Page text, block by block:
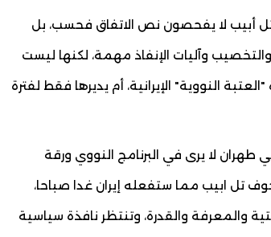
أبيب لا يفحصون نص الاتفاق فحسب، بل
وآليات الإنفاذ مهمة، لكنها ليست
النووية" الإيرانية، أم يديرها فقط لفترة
طهران لا يرى في البرنامج النووي ورقة
تل ابيب مما ستفعله إيران غدا صباحا،
والمعرفة والقدرة، وتنتظر نافذة سياسية